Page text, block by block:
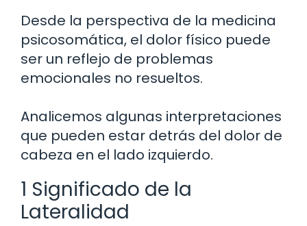
Desde la perspectiva de la medicina
psicosomática, el dolor físico puede
ser un reflejo de problemas
emocionales no resueltos.
Analicemos algunas interpretaciones
que pueden estar detrás del dolor de
cabeza en el lado izquierdo.
1 Significado de la
Lateralidad